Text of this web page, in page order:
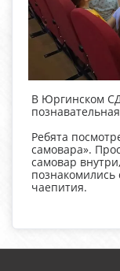
В Юргинском
Ребята
самовара».
самовар
познакомились
чаепития.